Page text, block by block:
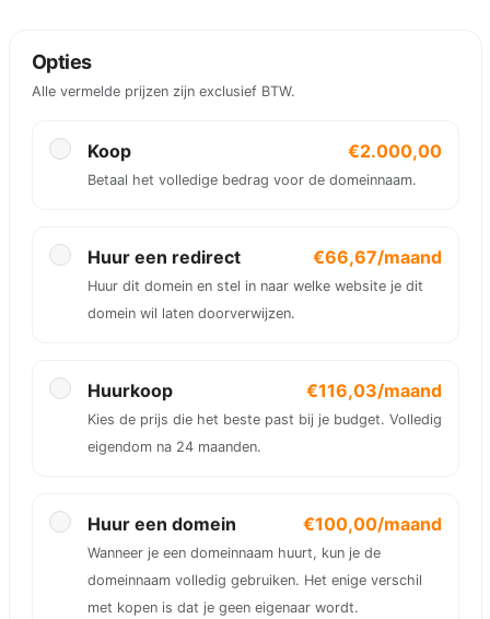
Opties
Alle vermelde prijzen zijn exclusief BTW.
Koop €2.000,00
Betaal het volledige bedrag voor de domeinnaam.
Huur een redirect €66,67/maand
Huur dit domein en stel in naar welke website je dit
domein wil laten doorverwijzen.
Huurkoop €116,03/maand
Kies de prijs die het beste past bij je budget. Volledig
eigendom na 24 maanden.
Huur een domein €100,00/maand
Wanneer je een domeinnaam huurt, kun je de
domeinnaam volledig gebruiken. Het enige verschil
met kopen is dat je geen eigenaar wordt.